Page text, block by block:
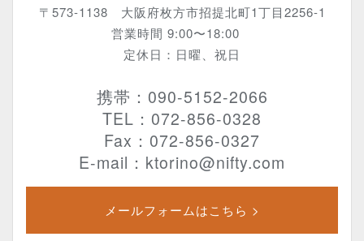
〒573-1138 大阪府枚方市招提北町1丁目2256-1
営業時間 9:00〜18:00
定休日：日曜、祝日
携帯：090-5152-2066
TEL：072-856-0328
Fax：072-856-0327
E-mail：ktorino@nifty.com
メールフォームはこちら >